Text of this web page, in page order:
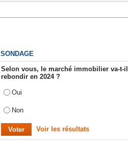
SONDAGE
Selon vous, le marché immobilier va-t-il
rebondir en 2024 ?
Oui
Non
Voir les résultats